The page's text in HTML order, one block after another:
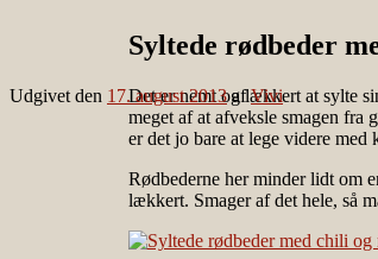
Syltede rødbeder
Udgivet den 17. august 2013 afVivi
Det er nemt og lækkert at sylte
meget af at afveksle smagen
er det jo bare at lege videre
Rødbederne her minder lidt om
lækkert. Smager af det hele, så